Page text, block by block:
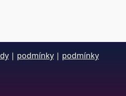
| podmínky | podmínky